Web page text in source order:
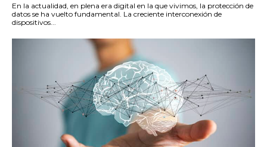
En la actualidad, en plena era digital en la que vivimos, la protección de
datos se ha vuelto fundamental. La creciente interconexión de
dispositivos...